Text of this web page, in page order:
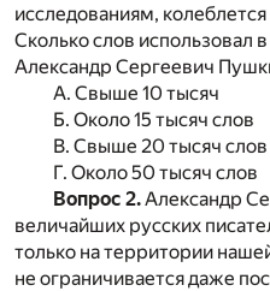
исследованиям, колеблется
Сколько слов использовал
Александр Сергеевич
А. Свыше 10 тысяч
Б. Около 15 тысяч слов
В. Свыше 20 тысяч слов
Г. Около 50 тысяч слов
Вопрос 2.Александр
величайших русских
только на территории
не ограничивается даже